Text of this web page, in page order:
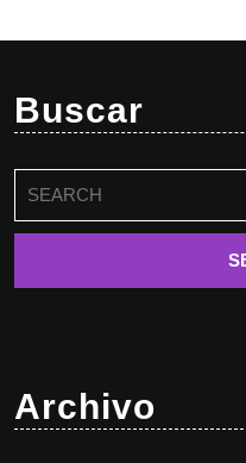
Buscar
Archivo